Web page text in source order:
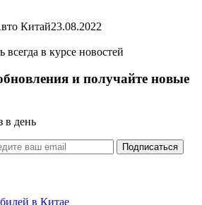
Китай23.08.2022
в курсе новостей
и получайте новые
в день